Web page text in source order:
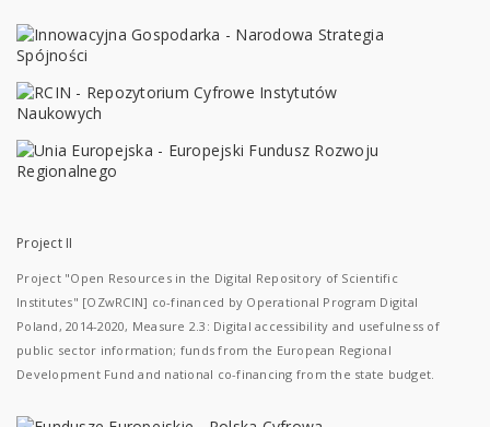
Project II
Project "Open Resources in the Digital Repository of Scientific
Institutes" [OZwRCIN] co-financed by Operational Program Digital
Poland, 2014-2020, Measure 2.3: Digital accessibility and usefulness of
public sector information; funds from the European Regional
Development Fund and national co-financing from the state budget.